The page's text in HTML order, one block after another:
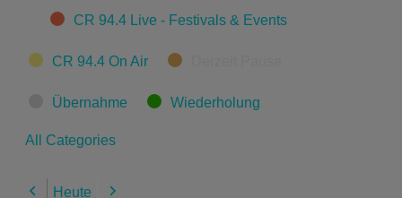
CategoriesCR 94.4 Live - Festivals & Events
CR 94.4 On Air
Übernahme Wiederholung
All Categories
Heute